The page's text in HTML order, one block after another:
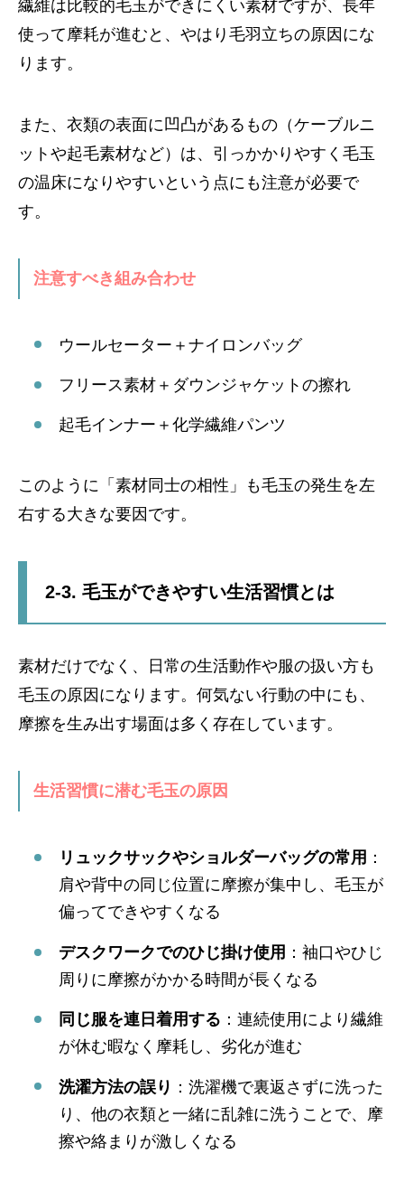
繊維は比較的毛玉ができにくい素材ですが、長年
使って摩耗が進むと、やはり毛羽立ちの原因にな
ります。
また、衣類の表面に凹凸があるもの（ケーブルニ
ットや起毛素材など）は、引っかかりやすく毛玉
の温床になりやすいという点にも注意が必要で
す。
注意すべき組み合わせ
ウールセーター＋ナイロンバッグ
フリース素材＋ダウンジャケットの擦れ
起毛インナー＋化学繊維パンツ
このように「素材同士の相性」も毛玉の発生を左
右する大きな要因です。
2-3. 毛玉ができやすい生活習慣とは
素材だけでなく、日常の生活動作や服の扱い方も
毛玉の原因になります。何気ない行動の中にも、
摩擦を生み出す場面は多く存在しています。
生活習慣に潜む毛玉の原因
リュックサックやショルダーバッグの常用 ：
肩や背中の同じ位置に摩擦が集中し、毛玉が
偏ってできやすくなる
デスクワークでのひじ掛け使用 ：袖口やひじ
周りに摩擦がかかる時間が長くなる
同じ服を連日着用する ：連続使用により繊維
が休む暇なく摩耗し、劣化が進む
洗濯方法の誤り ：洗濯機で裏返さずに洗った
り、他の衣類と一緒に乱雑に洗うことで、摩
擦や絡まりが激しくなる